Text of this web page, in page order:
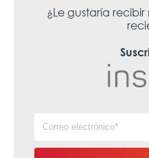
¿Le gustaría